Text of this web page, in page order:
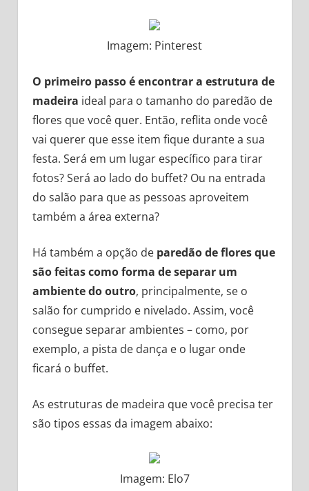
Imagem: Pinterest
O primeiro passo é encontrar a estrutura de
madeira ideal para o tamanho do paredão de
flores que você quer. Então, reflita onde você
vai querer que esse item fique durante a sua
festa. Será em um lugar específico para tirar
fotos? Será ao lado do buffet? Ou na entrada
do salão para que as pessoas aproveitem
também a área externa?
Há também a opção deparedão de flores que
são feitas como forma de separar um
ambiente do outro, principalmente, se o
salão for cumprido e nivelado. Assim, você
consegue separar ambientes – como, por
exemplo, a pista de dança e o lugar onde
ficará o buffet.
As estruturas de madeira que você precisa ter
são tipos essas da imagem abaixo:
Imagem: Elo7